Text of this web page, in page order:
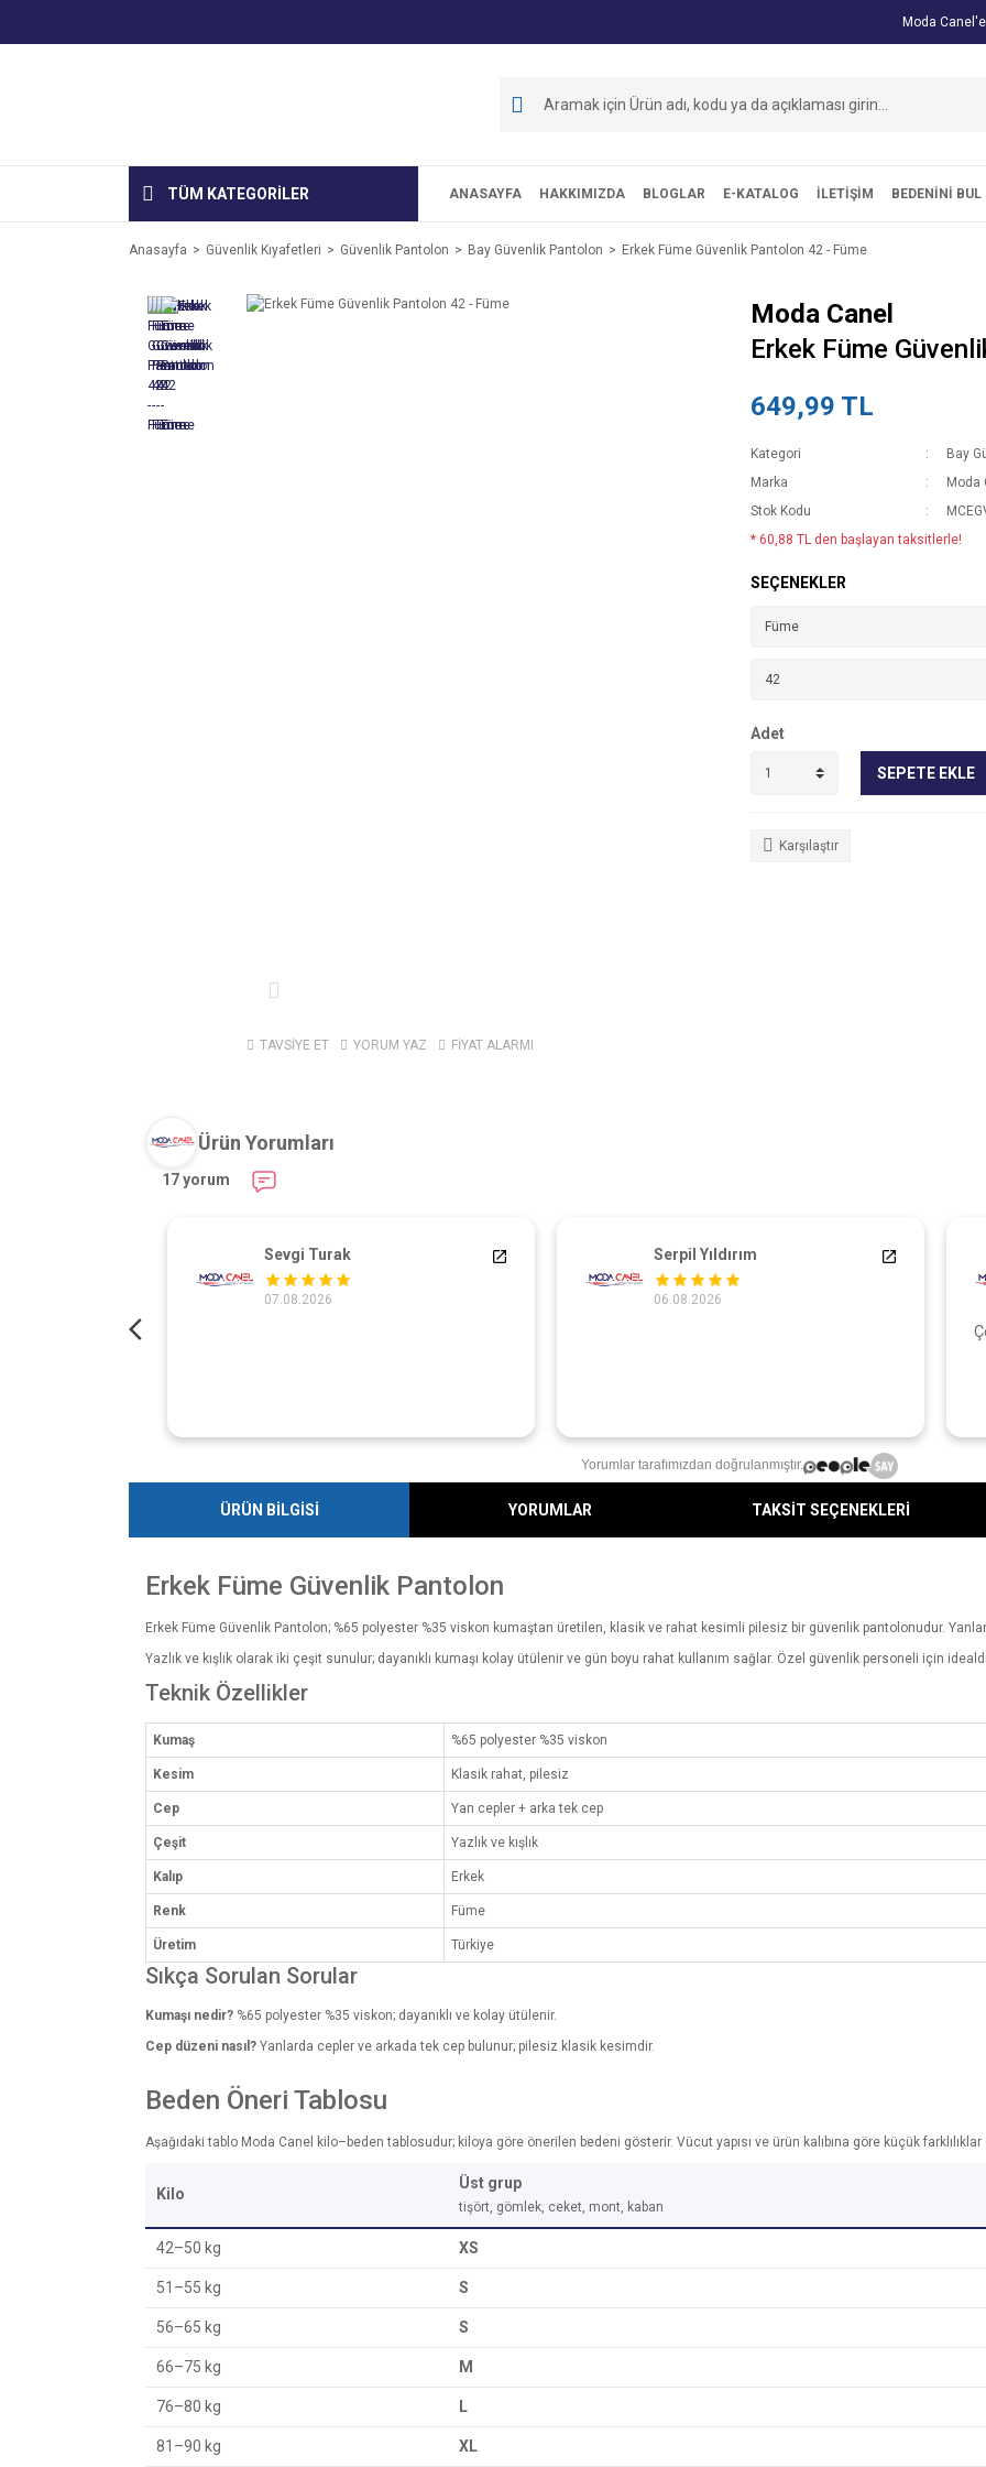
Moda
TÜM KATEGORİLER ANASAYFA HAKKIMIZDA BLOGLAR E-KATALOG İLETİŞİM BEDENİNİ BUL
Anasayfa Güvenlik Kıyafetleri Güvenlik Pantolon Bay Güvenlik Pantolon Erkek Füme Güvenlik Pantolon 42 - Füme
TAVSİYE ET YORUM YAZ FİYAT ALARMI
Moda Canel
Erkek Füme
649,99 TL
Kategori
Bay
Marka
Moda
Stok Kodu
* 60,88 TL den başlayan taksitlerle!
SEÇENEKLER
Adet
SEPETE EKLE
Karşılaştır
Ürün Yorumları
17 yorum
Sevgi Turak
07.08.2026
Serpil Yıldırım
06.08.2026
Yorumlar tarafımızdan doğrulanmıştır.
ÜRÜN BİLGİSİ YORUMLAR TAKSİT SEÇENEKLERİ
Erkek Füme Güvenlik Pantolon
Erkek Füme Güvenlik Pantolon; %65 polyester %35 viskon kumaştan üretilen, klasik ve rahat kesimli pilesiz bir güvenlik pantolonudur.
Yazlık ve kışlık olarak iki çeşit sunulur; dayanıklı kumaşı kolay ütülenir ve gün boyu rahat kullanım sağlar. Özel güvenlik personeli için
Teknik Özellikler
Kumaş %65 polyester %35 viskon
Kesim Klasik rahat, pilesiz
Cep Yan cepler + arka tek cep
Çeşit Yazlık ve kışlık
Kalıp Erkek
Renk Füme
Üretim Türkiye
Sıkça Sorulan Sorular
Kumaşı nedir? %65 polyester %35 viskon; dayanıklı ve kolay ütülenir.
Cep düzeni nasıl? Yanlarda cepler ve arkada tek cep bulunur; pilesiz klasik kesimdir.
Beden Öneri Tablosu
Aşağıdaki tablo Moda Canel kilo–beden tablosudur; kiloya göre önerilen bedeni gösterir. Vücut yapısı ve ürün kalıbına göre küçük farklılıklar
Kilo
Üst grup
tişört, gömlek, ceket, mont, kaban
42–50 kg XS
51–55 kg S
56–65 kg S
66–75 kg M
76–80 kg L
81–90 kg XL